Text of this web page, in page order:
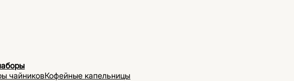
чайниковКофейные капельницы